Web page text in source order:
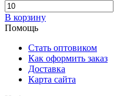
В корзину
Помощь
Стать оптовиком
Как оформить заказ
Доставка
Карта сайта